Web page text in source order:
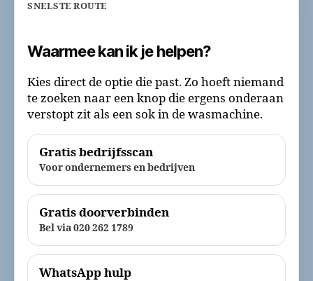
SNELSTE ROUTE
Waarmee kan ik je helpen?
Kies direct de optie die past. Zo hoeft niemand
te zoeken naar een knop die ergens onderaan
verstopt zit als een sok in de wasmachine.
Gratis bedrijfsscan
Voor ondernemers en bedrijven
Gratis doorverbinden
Bel via 020 262 1789
WhatsApp hulp